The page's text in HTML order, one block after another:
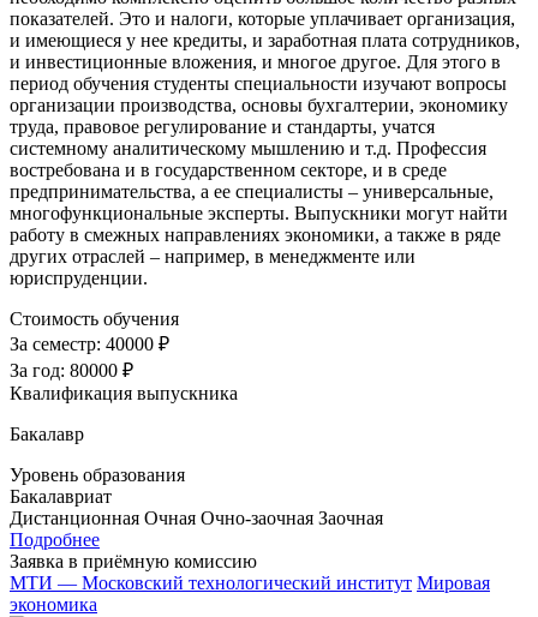
показателей. Это и налоги, которые уплачивает организация,
и имеющиеся у нее кредиты, и заработная плата сотрудников,
и инвестиционные вложения, и многое другое. Для этого в
период обучения студенты специальности изучают вопросы
организации производства, основы бухгалтерии, экономику
труда, правовое регулирование и стандарты, учатся
системному аналитическому мышлению и т.д. Профессия
востребована и в государственном секторе, и в среде
предпринимательства, а ее специалисты – универсальные,
многофункциональные эксперты. Выпускники могут найти
работу в смежных направлениях экономики, а также в ряде
других отраслей – например, в менеджменте или
юриспруденции.
Стоимость обучения
За семестр: 40000 ₽
За год: 80000 ₽
Квалификация выпускника
Бакалавр
Уровень образования
Бакалавриат
Дистанционная Очная Очно-заочная Заочная
Подробнее
Заявка в приёмную комиссию
МТИ — Московский технологический институт Мировая
экономика